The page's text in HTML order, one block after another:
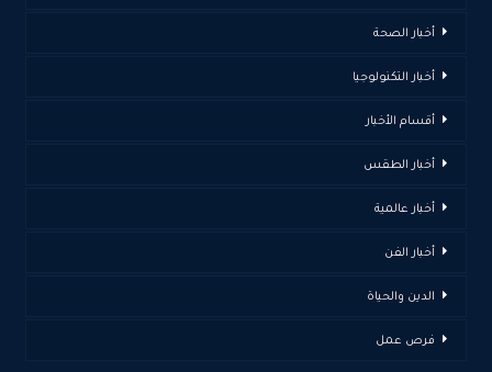
أخبار الصحة
أخبار التكنولوجيا
أقسام الأخبار
أخبار الطقس
أخبار عالمية
أخبار الفن
الدين والحياة
فرص عمل